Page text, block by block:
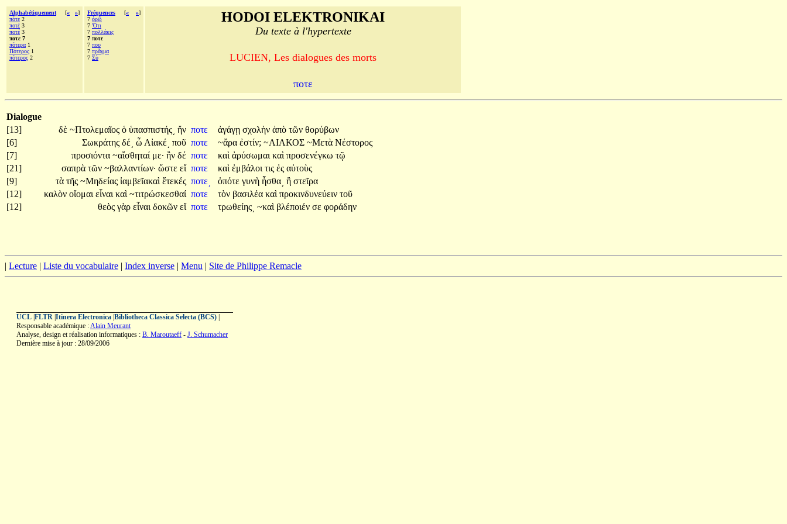
Alphabétiquement [« »]
πότε 2
ποτὲ 3
ποτέ 3
ποτε 7
πότερα 1
Πότερος 1
πότερος 2
Fréquences [« »]
7 ὁρῶ
7 Ὅτι
7 πολλάκις
7 ποτε
7 που
7 πρᾶγμα
7 Σὺ
HODOI ELEKTRONIKAI
Du texte à l'hypertexte
LUCIEN, Les dialogues des morts
ποτε
Dialogue
[13]
δὲ ~Πτολεμαῖος ὁ ὑπασπιστής͵ ἤν ποτε ἀγάγῃ σχολὴν ἀπὸ τῶν θορύβων
[6]
Σωκράτης δέ͵ ὦ Αἰακέ͵ ποῦ ποτε ~ἄρα ἐστίν; ~ΑΙΑΚΟΣ ~Μετὰ Νέστορος
[7]
προσιόντα ~αἴσθηταί με· ἢν δέ ποτε καὶ ἀρύσωμαι καὶ προσενέγκω τῷ
[21]
σαπρὰ τῶν ~βαλλαντίων· ὥστε εἴ ποτε καὶ ἐμβάλοι τις ἐς αὐτοὺς
[9]
τὰ τῆς ~Μηδείας ἰαμβεῖακαὶ ἔτεκές ποτε͵ ὁπότε γυνὴ ἦσθα͵ ἢ στεῖρα
[12]
καλὸν οἴομαι εἶναι καὶ ~τιτρώσκεσθαί ποτε τὸν βασιλέα καὶ προκινδυνεύειν τοῦ
[12]
θεὸς γὰρ εἶναι δοκῶν εἴ ποτε τρωθείης͵ ~καὶ βλέποιέν σε φοράδην
| Lecture | Liste du vocabulaire | Index inverse | Menu | Site de Philippe Remacle
UCL FLTR Itinera Electronica Bibliotheca Classica Selecta (BCS)
Responsable académique :Alain Meurant
Analyse, design et réalisation informatiques : B. Maroutaeff - J. Schumacher
Dernière mise à jour : 28/09/2006